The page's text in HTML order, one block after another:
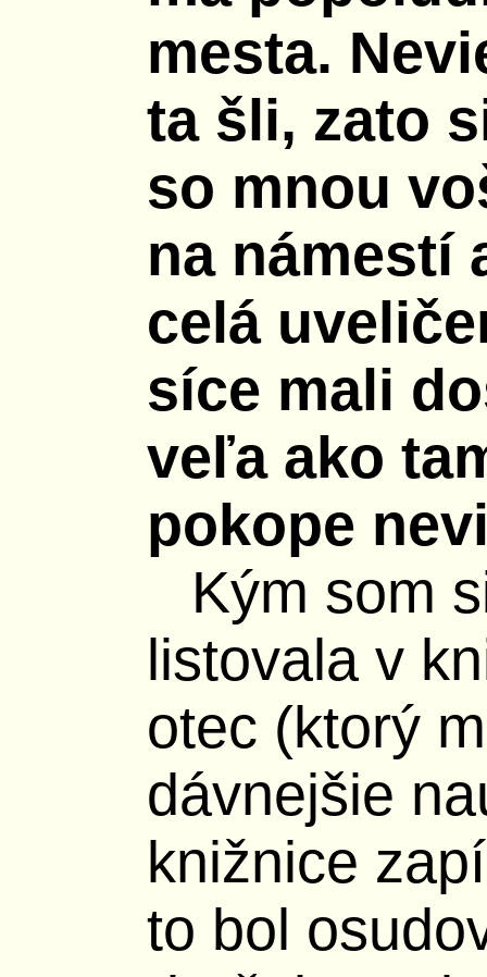
mesta.
ta šli, zato
so mnou
na námestí
celá
síce mali
veľa ako
pokope
Kým som
listovala v
otec (ktorý
dávnejšie
knižnice
to bol